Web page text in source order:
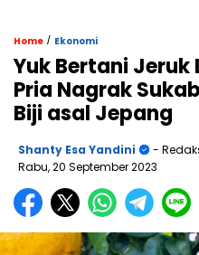
Home / Ekonomi
Yuk Bertani Jeruk
Pria Nagrak
Biji asal Jepang
Shanty Esa Yandini
-
Rabu, 20 September 2023